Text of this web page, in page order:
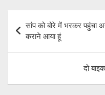
p
navigation
सांप को बोरे में भरकर पहुंचा
कराने आया हूं
दो